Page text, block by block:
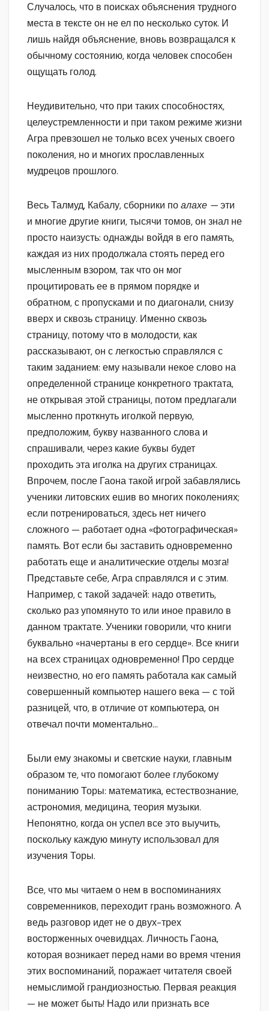
Случалось, что в поисках объяснения трудного
места в тексте он не ел по несколько суток. И
лишь найдя объяснение, вновь возвращался к
обычному состоянию, когда человек способен
ощущать голод.
Неудивительно, что при таких способностях,
целеустремленности и при таком режиме жизни
Агра превзошел не только всех ученых своего
поколения, но и многих прославленных
мудрецов прошлого.
Весь Талмуд, Кабалу, сборники поалахе —эти
и многие другие книги, тысячи томов, он знал не
просто наизусть: однажды войдя в его память,
каждая из них продолжала стоять перед его
мысленным взором, так что он мог
процитировать ее в прямом порядке и
обратном, с пропусками и по диагонали, снизу
вверх и сквозь страницу. Именно сквозь
страницу, потому что в молодости, как
рассказывают, он с легкостью справлялся с
таким заданием: ему называли некое слово на
определенной странице конкретного трактата,
не открывая этой страницы, потом предлагали
мысленно проткнуть иголкой первую,
предположим, букву названного слова и
спрашивали, через какие буквы будет
проходить эта иголка на других страницах.
Впрочем, после Гаона такой игрой забавлялись
ученики литовских ешив во многих поколениях;
если потренироваться, здесь нет ничего
сложного — работает одна «фотографическая»
память. Вот если бы заставить одновременно
работать еще и аналитические отделы мозга!
Представьте себе, Агра справлялся и с этим.
Например, с такой задачей: надо ответить,
сколько раз упомянуто то или иное правило в
данном трактате. Ученики говорили, что книги
буквально «начертаны в его сердце». Все книги
на всех страницах одновременно! Про сердце
неизвестно, но его память работала как самый
совершенный компьютер нашего века — с той
разницей, что, в отличие от компьютера, он
отвечал почти моментально…
Были ему знакомы и светские науки, главным
образом те, что помогают более глубокому
пониманию Торы: математика, естествознание,
астрономия, медицина, теория музыки.
Непонятно, когда он успел все это выучить,
поскольку каждую минуту использовал для
изучения Торы.
Все, что мы читаем о нем в воспоминаниях
современников, переходит грань возможного. А
ведь разговор идет не о двух-трех
восторженных очевидцах. Личность Гаона,
которая возникает перед нами во время чтения
этих воспоминаний, поражает читателя своей
немыслимой грандиозностью. Первая реакция
— не может быть! Надо или признать все